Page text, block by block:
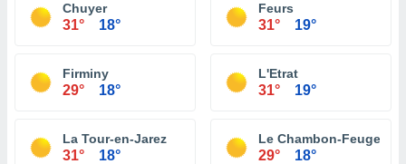
Chuyer
31° 18°
Feurs
31° 19°
Firminy
29° 18°
L'Etrat
31° 19°
La Tour-en-Jarez
31° 18°
Le Chambon-
29° 18°